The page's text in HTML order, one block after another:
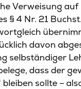
Verweisung
§ 4 Nr. 21
davon
selbständiger
dass der
sollte –